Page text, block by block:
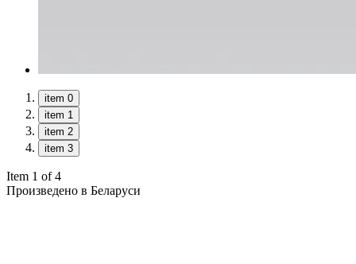
item 0
item 1
item 2
item 3
Item 1 of 4
Произведено в Беларуси